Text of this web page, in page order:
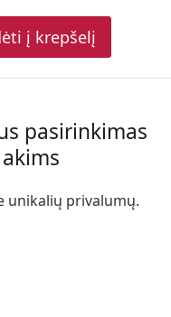
į krepšelį
pasirinkimas
unikalių privalumų.